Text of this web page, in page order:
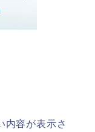
内容が表示さ